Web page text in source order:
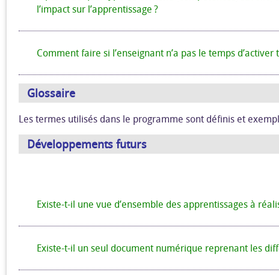
l’impact sur l’apprentissage ?
Comment faire si l’enseignant n’a pas le temps
Glossaire
Les termes utilisés dans le programme sont définis et
Développements futurs
Existe-t-il une vue d’ensemble des apprentissages à
Existe-t-il un seul document numérique reprenant les